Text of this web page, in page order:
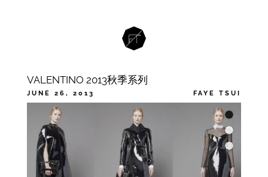
VALENTINO 2013秋季系列
JUNE 26, 2013 FAYE TSUI
CATEGORIES
,FASHION
TAGS
VALENTINO